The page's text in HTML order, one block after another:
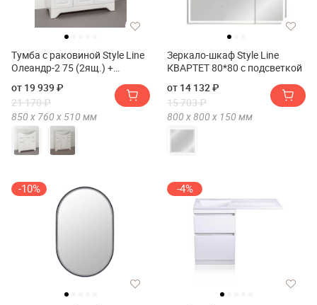
Тумба с раковиной Style Line
Олеандр-2 75 (2ящ.) +
от 19 939 ₽
21 170 ₽
850 х 760 х 510 мм
Зеркало-шкаф Style Line
КВАРТЕТ 80*80 с подсветкой
от 14 132 ₽
15 703 ₽
800 х800 х 150 мм
-10% -4%